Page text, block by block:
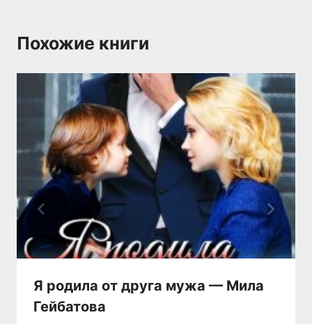
Похожие книги
Я родила от друга мужа — Мила
Гейбатова